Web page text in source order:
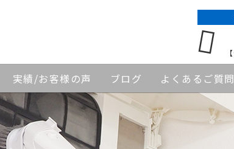
実績/お客様の声 ブログ よくあるご質問